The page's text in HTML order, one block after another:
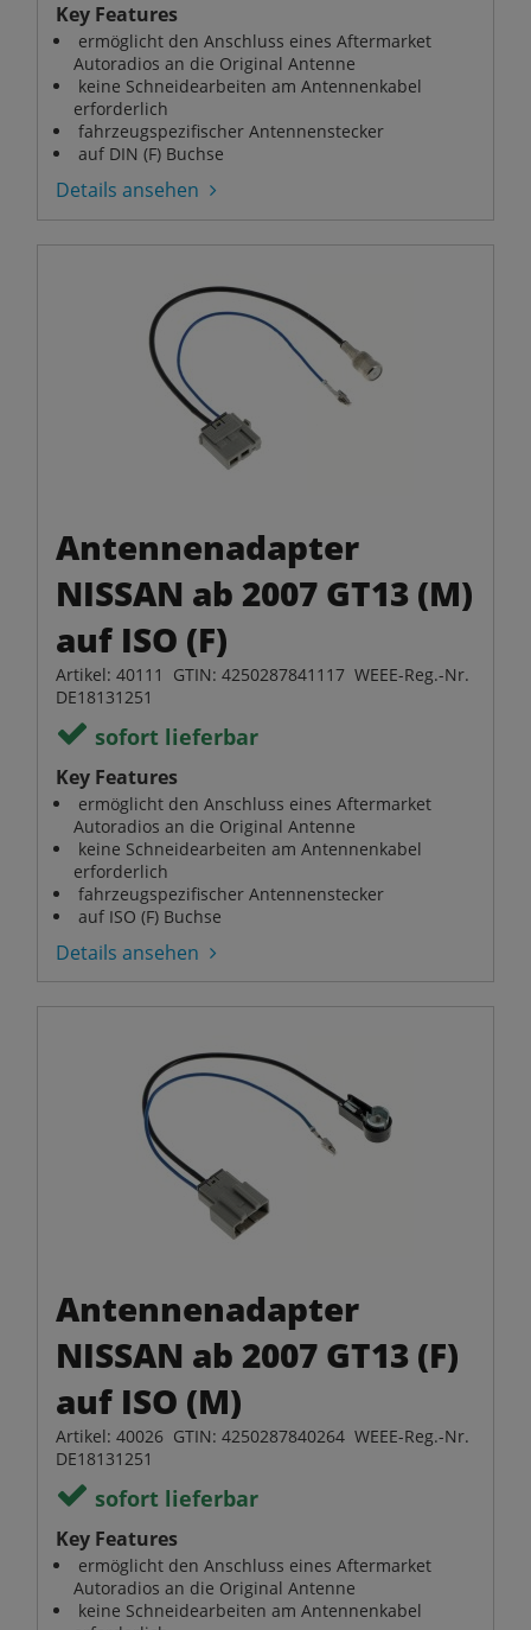
Key Features
ermöglicht den Anschluss eines Aftermarket
Autoradios an die Original Antenne
keine Schneidearbeiten am Antennenkabel
erforderlich
fahrzeugspezifischer Antennenstecker
auf DIN (F) Buchse
Details ansehen
Antennenadapter
NISSAN ab 2007 GT13 (M)
auf ISO (F)
Artikel: 40111 GTIN: 4250287841117 WEEE-Reg.-Nr.
DE18131251
sofort lieferbar
Key Features
ermöglicht den Anschluss eines Aftermarket
Autoradios an die Original Antenne
keine Schneidearbeiten am Antennenkabel
erforderlich
fahrzeugspezifischer Antennenstecker
auf ISO (F) Buchse
Details ansehen
Antennenadapter
NISSAN ab 2007 GT13 (F)
auf ISO (M)
Artikel: 40026 GTIN: 4250287840264 WEEE-Reg.-Nr.
DE18131251
sofort lieferbar
Key Features
ermöglicht den Anschluss eines Aftermarket
Autoradios an die Original Antenne
keine Schneidearbeiten am Antennenkabel